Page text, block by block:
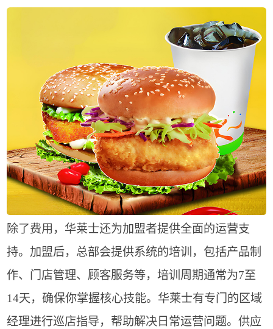
除了费用，华莱士还为加盟者提供全面的运营支
持。加盟后，总部会提供系统的培训，包括产品制
作、门店管理、顾客服务等，培训周期通常为7至
14天，确保你掌握核心技能。华莱士有专门的区域
经理进行巡店指导，帮助解决日常运营问题。供应